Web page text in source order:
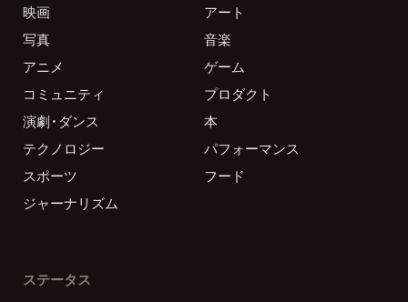
映画
アート
写真
音楽
アニメ
ゲーム
コミュニティ
プロダクト
演劇・ダンス
本
テクノロジー
パフォーマンス
スポーツ
フード
ジャーナリズム
ステータス